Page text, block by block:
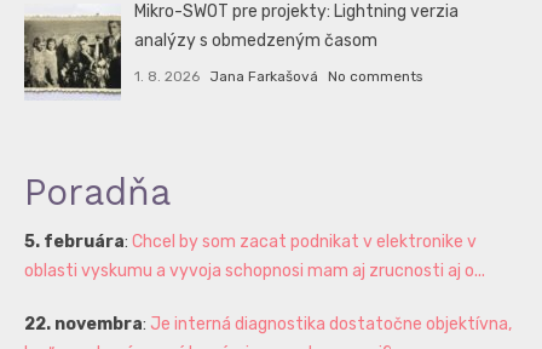
Mikro-SWOT pre projekty: Lightning verzia
analýzy s obmedzeným časom
1. 8. 2026 Jana Farkašová No comments
Poradňa
5. februára: Chcel by som zacat podnikat v elektronike v
oblasti vyskumu a vyvoja schopnosi mam aj zrucnosti aj o...
22. novembra: Je interná diagnostika dostatočne objektívna,